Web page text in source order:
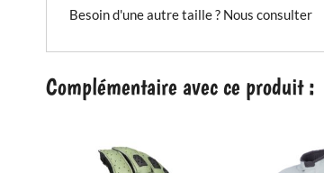
Badlands
Pro
Besoin d'une autre taille ? Nous consulter
Complémentaire avec ce produit :